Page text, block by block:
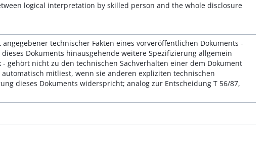
logical interpretation by skilled person and the whole disclosure
technischer Fakten eines vorveröffentlichen Dokuments -
Dokuments hinausgehende weitere Spezifizierung allgemein
gehört nicht zu den technischen Sachverhalten einer dem Dokument
mitliest, wenn sie anderen expliziten technischen
dieses Dokuments widerspricht; analog zur Entscheidung T 56/87,